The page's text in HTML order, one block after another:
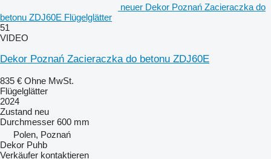
neuer Dekor Poznań Zacieraczka do
betonu ZDJ60E Flügelglätter
51
VIDEO
Dekor Poznań Zacieraczka do betonu ZDJ60E
835 € Ohne MwSt.
Flügelglätter
2024
Zustand neu
Durchmesser 600 mm
Polen, Poznań
Dekor Puhb
Verkäufer kontaktieren